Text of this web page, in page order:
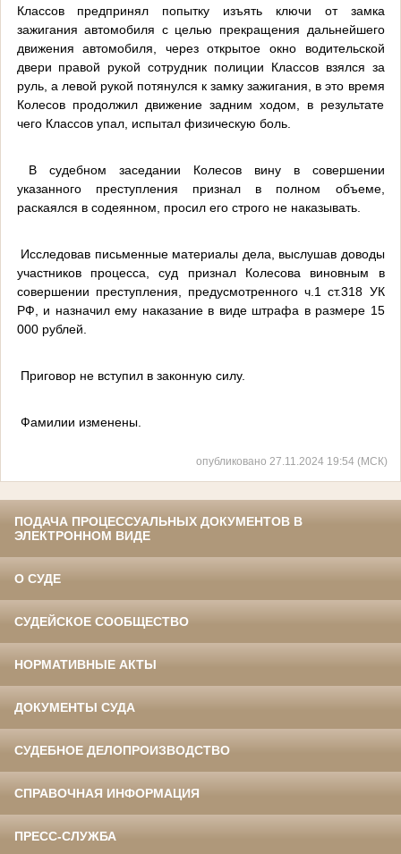
Классов предпринял попытку изъять ключи от замка
зажигания автомобиля с целью прекращения дальнейшего
движения автомобиля, через открытое окно водительской
двери правой рукой сотрудник полиции Классов взялся за
руль, а левой рукой потянулся к замку зажигания, в это время
Колесов продолжил движение задним ходом, в результате
чего Классов упал, испытал физическую боль.
В судебном заседании Колесов вину в совершении
указанного преступления признал в полном объеме,
раскаялся в содеянном, просил его строго не наказывать.
Исследовав письменные материалы дела, выслушав доводы
участников процесса, суд признал Колесова виновным в
совершении преступления, предусмотренного ч.1 ст.318 УК
РФ, и назначил ему наказание в виде штрафа в размере 15
000 рублей.
Приговор не вступил в законную силу.
Фамилии изменены.
опубликовано 27.11.2024 19:54 (МСК)
ПОДАЧА ПРОЦЕССУАЛЬНЫХ ДОКУМЕНТОВ В
ЭЛЕКТРОННОМ ВИДЕ
О СУДЕ
СУДЕЙСКОЕ СООБЩЕСТВО
НОРМАТИВНЫЕ АКТЫ
ДОКУМЕНТЫ СУДА
СУДЕБНОЕ ДЕЛОПРОИЗВОДСТВО
СПРАВОЧНАЯ ИНФОРМАЦИЯ
ПРЕСС-СЛУЖБА